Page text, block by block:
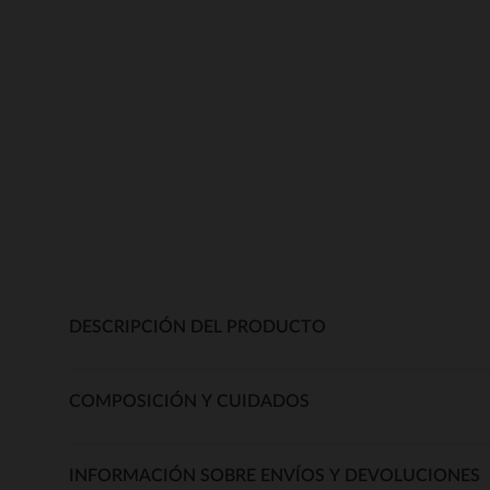
DESCRIPCIÓN DEL PRODUCTO
COMPOSICIÓN Y CUIDADOS
INFORMACIÓN SOBRE ENVÍOS Y DEVOLUCIONES